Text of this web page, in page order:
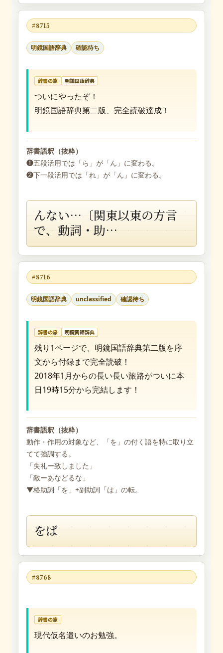
#8715
明鏡国語辞典 確認待ち
辞書の旅 明鏡国語辞典
ついにやったぞ！
明鏡国語辞典第二版、完全読破達成！
辞書語釈（抜粋）
❶五段活用では「ら」が「ん」に変わる。
❷下一段活用では「れ」が「ん」に変わる。
んない…〔関東以東の方言
で、動詞・助…
#8716
明鏡国語辞典 unclassified 確認待ち
辞書の旅 明鏡国語辞典
残り1ページで、明鏡国語辞典第二版を序
文から付録まで完全読破！
2018年1月からの長い長い旅路がついに本
日19時15分から完結します！
辞書語釈（抜粋）
動作・作用の対象など、「を」の付く語を特に取り立
てて強調する。
「失礼ー致しました」
「敵ーあなどるな」
▼格助詞「を」+副助詞「は」の転。
をば
#8768
辞書の旅
現代仮名遣いのお勉強。